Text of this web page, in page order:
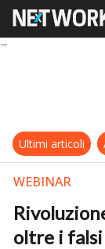
Ultimi articoli
WEBINAR
oltre i